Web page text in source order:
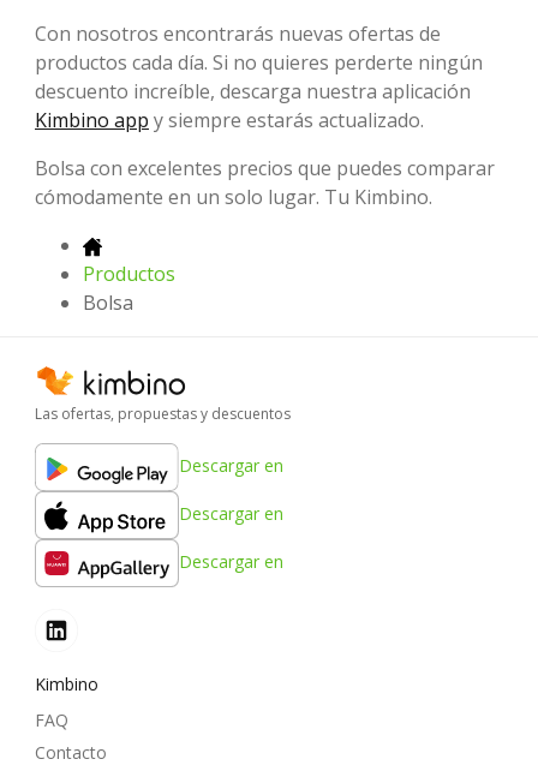
Con nosotros encontrarás nuevas ofertas de
productos cada día. Si no quieres perderte ningún
descuento increíble, descarga nuestra aplicación
Kimbino app y siempre estarás actualizado.
Bolsa con excelentes precios que puedes comparar
cómodamente en un solo lugar. Tu Kimbino.
Productos
Bolsa
Las ofertas, propuestas y descuentos
Descargar en
Descargar en
Descargar en
Kimbino
FAQ
Contacto